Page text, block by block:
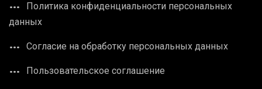
Политика конфиденциальности персональных
данных
Согласие на обработку персональных данных
Пользовательское соглашение